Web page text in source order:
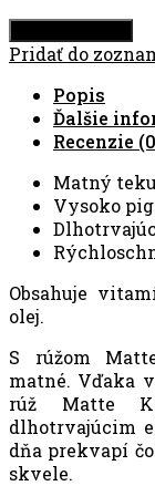
Pridať do
Popis
Ďalšie
Recenzie
Matný
Vysoko
Obsahuje
olej.
S rúžom
matné. Vďaka
rúž Matte
dlhotrvajúcim
dňa prekvapí
skvele.